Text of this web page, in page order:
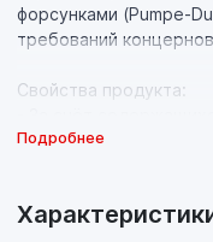
форсунками (Pumpe-
требований концернов
Свойства продукта:
обладает
насос-форсунка;
Подробнее